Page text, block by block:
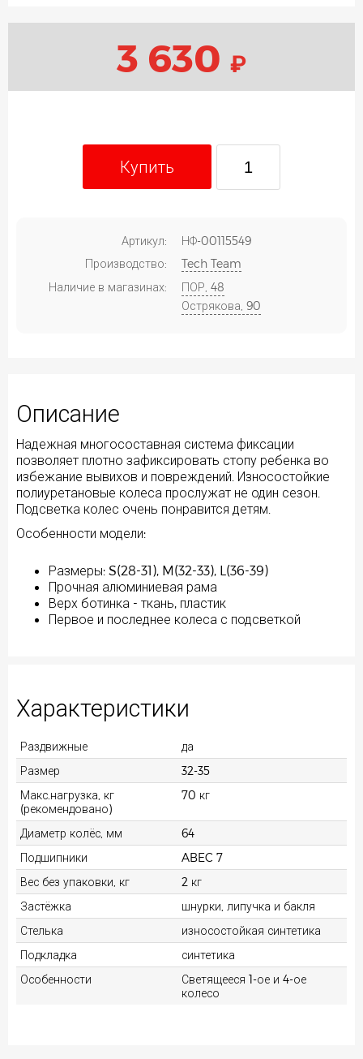
3 630 ₽
Купить
Артикул:
НФ-00115549
Производство:
Tech Team
Наличие в магазинах:
ПОР, 48
Острякова, 90
Описание
Надежная многосоставная система фиксации
позволяет плотно зафиксировать стопу ребенка во
избежание вывихов и повреждений. Износостойкие
полиуретановые колеса прослужат не один сезон.
Подсветка колес очень понравится детям.
Особенности модели:
Размеры: S(28-31), M(32-33), L(36-39)
Прочная алюминиевая рама
Верх ботинка - ткань, пластик
Первое и последнее колеса с подсветкой
Характеристики
Раздвижные
да
Размер
32-35
Макс.нагрузка, кг
(рекомендовано)
70 кг
Диаметр колёс, мм
64
Подшипники
ABEC 7
Вес без упаковки, кг
2 кг
Застёжка
шнурки, липучка и бакля
Стелька
износостойкая синтетика
Подкладка
синтетика
Особенности
Светящееся 1-ое и 4-ое
колесо